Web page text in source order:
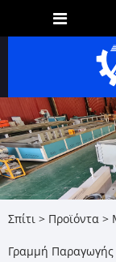
Σπίτι > Προϊόντα >
Γραμμή